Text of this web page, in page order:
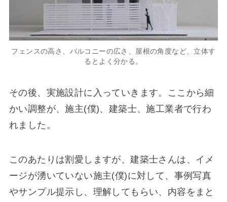
フェンスの高さ、バルコニーの広さ、屋根の角度など、立体す
るとよく分かる。
その後、実施設計に入っていきます。ここから細
かい調整が、施主(僕)、建築士、施工業者で行わ
れました。
このあたりは割愛しますが、建築士さんは、イメ
ージが湧いていない施主(僕)に対して、事例写真
やサンプル提示し、理解してもらい、内容をまと